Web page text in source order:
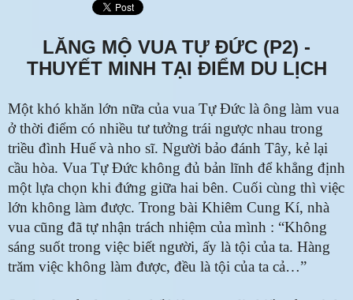
LĂNG MỘ VUA TỰ ĐỨC (P2) -
THUYẾT MINH TẠI ĐIỂM DU LỊCH
Một khó khăn lớn nữa của vua Tự Đức là ông làm vua
ở thời điểm có nhiều tư tưởng trái ngược nhau trong
triều đình Huế và nho sĩ. Người bảo đánh Tây, kẻ lại
cầu hòa. Vua Tự Đức không đủ bản lĩnh để khẳng định
một lựa chọn khi đứng giữa hai bên. Cuối cùng thì việc
lớn không làm được. Trong bài Khiêm Cung Kí, nhà
vua cũng đã tự nhận trách nhiệm của mình : “Không
sáng suốt trong việc biết người, ấy là tội của ta. Hàng
trăm việc không làm được, đều là tội của ta cả…”